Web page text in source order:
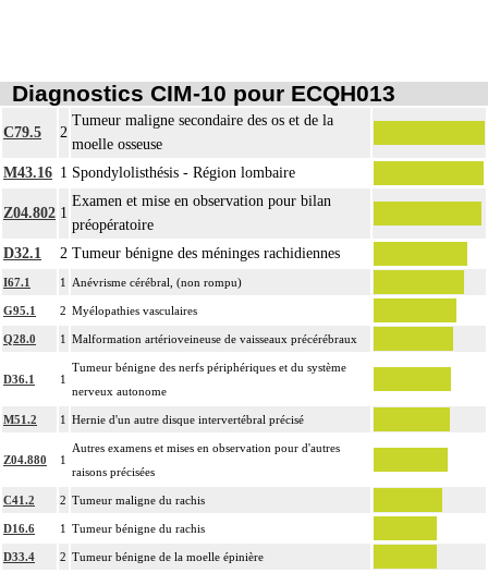
4
thoracotomie latérale, thoracotomie postérieure.
La circulation extracorporelle [CEC] pour acte intrathoracique inclut, pour le
chirurgien, l'installation, la conduite de la circulation extracorporelle, et son
ablation. Elle inclut les responsabilités suivantes :
- décision de l'indication et choix de la technique
- pose et ablation des canules
- décision d'arrêt circulatoire
- définition des protocoles de remplissage
- décision de cardioplégie
- décision d'assistance circulatoire.
La suture d'un vaisseau inclut l'angioplastie d'élargissement.
Le pontage artériel inclut la thromboendartériectomie de contigüité.
4
Les actes sur le thorax, par thoracoscopie incluent l'évacuation de collection
intrathoracique associée, la pose de drain pleural et/ou péricardique.
Les actes sur le thorax, par thoracotomie incluent l'évacuation de collection
intrathoracique associée, la pose de drain pleural et/ou péricardique.
Les actes avec dérivation vasculaire [shunt] incluent la pose d'une dérivation
Diagnostics CIM-10 pour ECQH013
C79.5 2
Tumeur maligne secondaire des os et de la
moelle osseuse
M43.16 1 Spondylolisthésis - Région lombaire
Z04.802 1
Examen et mise en observation pour bilan
préopératoire
D32.1
2 Tumeur bénigne des méninges rachidiennes
I67.1 1 Anévrisme cérébral, (non rompu)
G95.1 2 Myélopathies vasculaires
Q28.0 1 Malformation artérioveineuse de vaisseaux précérébraux
D36.1 1
Tumeur bénigne des nerfs périphériques et du système
nerveux autonome
M51.2 1 Hernie d'un autre disque intervertébral précisé
Z04.880 1
Autres examens et mises en observation pour d'autres
raisons précisées
C41.2 2 Tumeur maligne du rachis
D16.6 1 Tumeur bénigne du rachis
D33.4 2 Tumeur bénigne de la moelle épinière